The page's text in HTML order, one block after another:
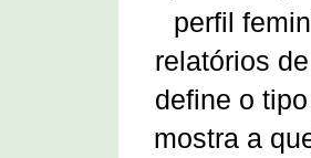
perfil
relatórios
define o
mostra a